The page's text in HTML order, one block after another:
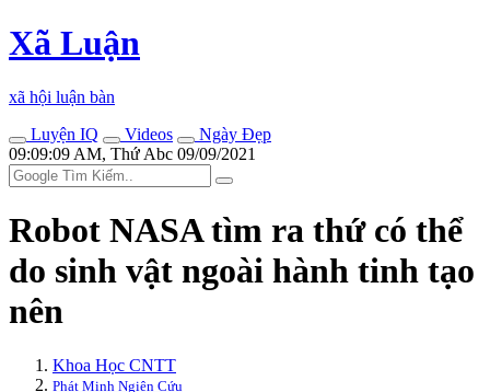
Xã Luận
xã hội luận bàn
Luyện IQ
Videos
Ngày Đẹp
09:09:09 AM, Thứ Abc 09/09/2021
Robot NASA tìm ra thứ có thể
do sinh vật ngoài hành tinh tạo
nên
Khoa Học CNTT
Phát Minh Ngiên Cứu